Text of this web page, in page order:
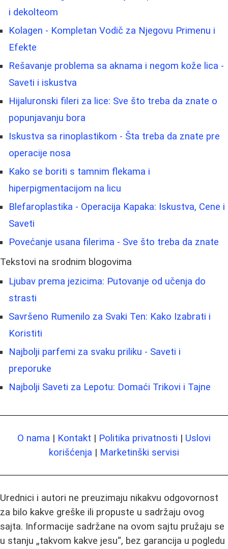
i dekolteom
Kolagen - Kompletan Vodič za Njegovu Primenu i
Efekte
Rešavanje problema sa aknama i negom kože lica -
Saveti i iskustva
Hijaluronski fileri za lice: Sve što treba da znate o
popunjavanju bora
Iskustva sa rinoplastikom - Šta treba da znate pre
operacije nosa
Kako se boriti s tamnim flekama i
hiperpigmentacijom na licu
Blefaroplastika - Operacija Kapaka: Iskustva, Cene i
Saveti
Povećanje usana filerima - Sve što treba da znate
Tekstovi na srodnim blogovima
Ljubav prema jezicima: Putovanje od učenja do
strasti
Savršeno Rumenilo za Svaki Ten: Kako Izabrati i
Koristiti
Najbolji parfemi za svaku priliku - Saveti i
preporuke
Najbolji Saveti za Lepotu: Domaći Trikovi i Tajne
O nama | Kontakt | Politika privatnosti | Uslovi
korišćenja | Marketinški servisi
Urednici i autori ne preuzimaju nikakvu odgovornost
za bilo kakve greške ili propuste u sadržaju ovog
sajta. Informacije sadržane na ovom sajtu pružaju se
u stanju „takvom kakve jesu“, bez garancija u pogledu